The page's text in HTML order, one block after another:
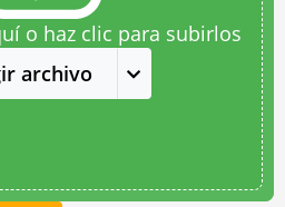
o haz clic para subirlos
archivo